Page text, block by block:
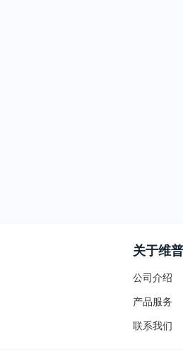
关于维普
公司介绍
产品服务
联系我们